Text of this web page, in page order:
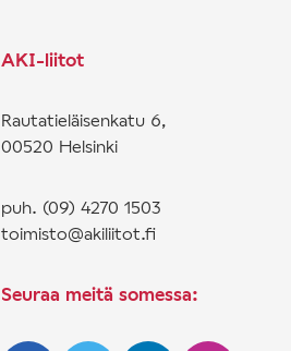
AKI-liitot
Rautatieläisenkatu 6,
00520 Helsinki
puh. (09) 4270 1503
toimisto@akiliitot.fi
Seuraa meitä somessa: